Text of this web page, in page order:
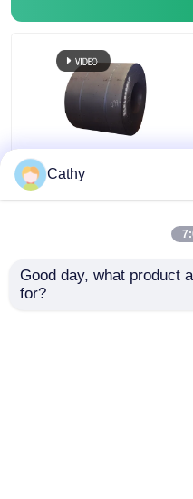
সস্তা দাম গরম ঘূর্ণিত কার্বন
ইস্পাত কয়েল DC01 DX51D
S355JR A36 5mm হালকা
Cathy
Good day, what product
for?